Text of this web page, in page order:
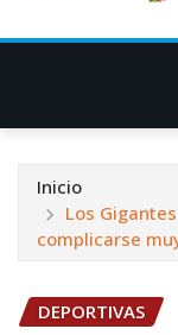
Inicio
Los
complicarse
DEPORTIVAS